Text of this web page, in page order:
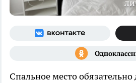
Спальное место